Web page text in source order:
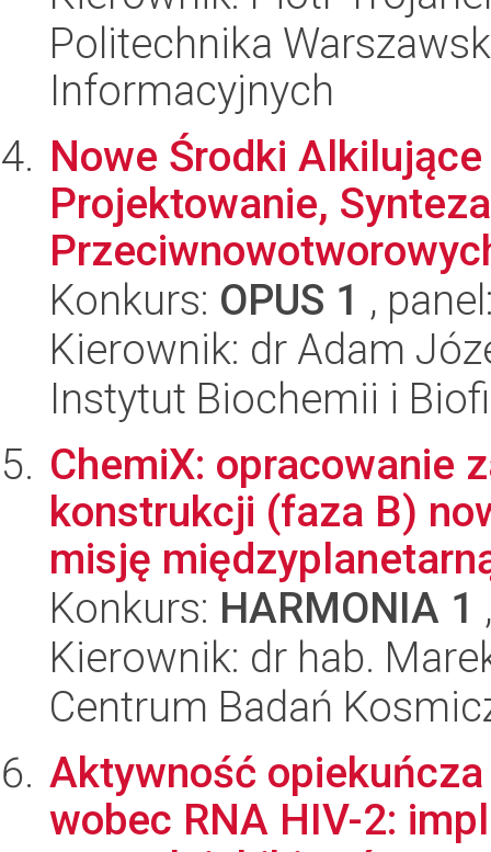
Politechnika
Informacyjnych
Nowe Środki
Projektowanie,
Konkurs: OPUS 1 ,
Kierownik: dr Adam
Instytut Biochemii i
ChemiX: opracowanie
konstrukcji (faza B)
misję
Konkurs: HARMONIA 1
Kierownik: dr hab.
Centrum Badań
Aktywność
wobec RNA HIV-2: